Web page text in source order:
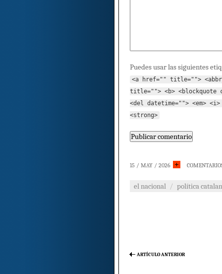
Puedes usar las siguientes
<a href="" title="">
title=""> <b> <blockquote
<del datetime=""> <em>
<strong>
15 / MAY / 2026
el nacional / política
ARTÍCULO ANTERIOR